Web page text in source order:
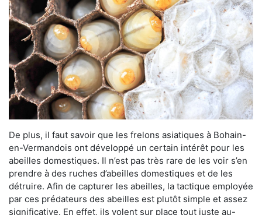
De plus, il faut savoir que les frelons asiatiques à Bohain-
en-Vermandois ont développé un certain intérêt pour les
abeilles domestiques. Il n’est pas très rare de les voir s’en
prendre à des ruches d’abeilles domestiques et de les
détruire. Afin de capturer les abeilles, la tactique employée
par ces prédateurs des abeilles est plutôt simple et assez
significative. En effet, ils volent sur place tout juste au-